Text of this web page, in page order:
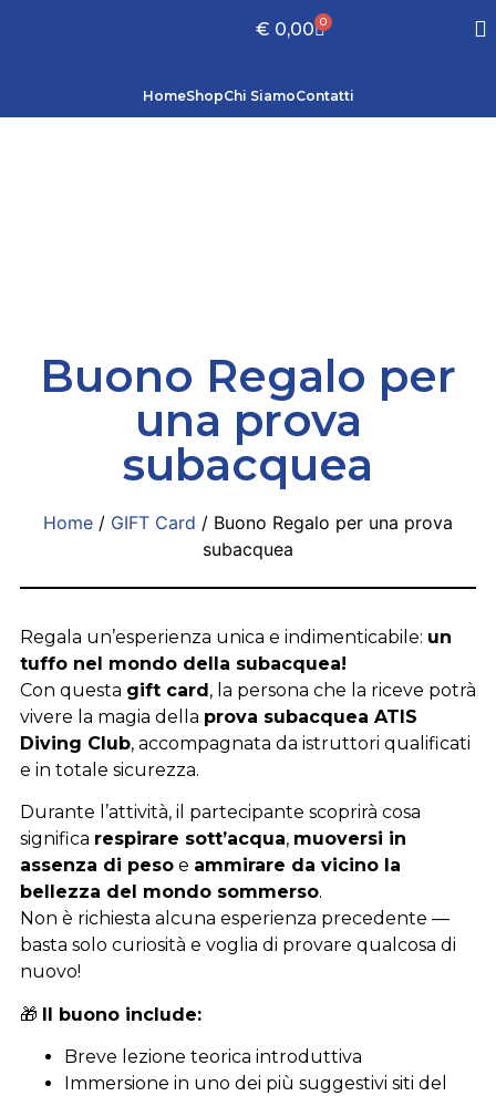
€ 0,00 0
HomeShopChi SiamoContatti
Buono Regalo per
una prova
subacquea
Home / GIFT Card / Buono Regalo per una prova
subacquea
Regala un’esperienza unica e indimenticabile: un
tuffo nel mondo della subacquea!
Con questa gift card, la persona che la riceve potrà
vivere la magia della prova subacquea ATIS
Diving Club, accompagnata da istruttori qualificati
e in totale sicurezza.
Durante l’attività, il partecipante scoprirà cosa
significa respirare sott’acqua, muoversi in
assenza di peso e ammirare da vicino la
bellezza del mondo sommerso.
Non è richiesta alcuna esperienza precedente —
basta solo curiosità e voglia di provare qualcosa di
nuovo!
🎁 Il buono include:
Breve lezione teorica introduttiva
Immersione in uno dei più suggestivi siti del